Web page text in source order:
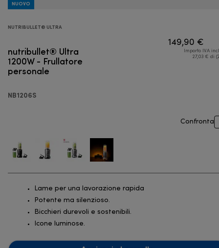
NUOVO
NUTRIBULLET® ULTRA
nutribullet® Ultra
1200W - Frullatore
personale
NB1206S
149,90 €
Importo IVA
27,03 € di
Confronta
Lame per una lavorazione rapida
Potente ma silenzioso.
Bicchieri durevoli e sostenibili.
Icone luminose.